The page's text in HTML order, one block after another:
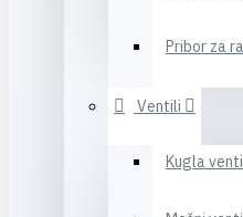
Pribor za
Ventili
Kugla